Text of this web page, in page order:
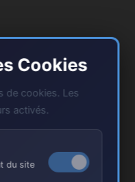
Cookies
de cookies. Les
activés.
du site